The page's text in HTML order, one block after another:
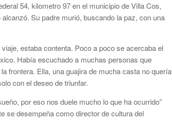
54, kilometro 97 en el municipio de Villa Cos,
Su padre murió, buscando la paz, con una
estaba contenta. Poco a poco se acercaba el
Había escuchado a muchas personas que
frontera. Ella, una guajira de mucha casta no quería
con el deseo de triunfar.
por eso nos duele mucho lo que ha ocurrido”
se desempeña como director de cultura del